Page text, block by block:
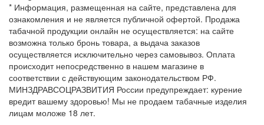
* Информация, размещенная на сайте, представлена для
ознакомления и не является публичной офертой. Продажа
табачной продукции онлайн не осуществляется: на сайте
возможна только бронь товара, а выдача заказов
осуществляется исключительно через самовывоз. Оплата
происходит непосредственно в нашем магазине в
соответствии с действующим законодательством РФ.
МИНЗДРАВСОЦРАЗВИТИЯ России предупреждает: курение
вредит вашему здоровью! Мы не продаем табачные изделия
лицам моложе 18 лет.